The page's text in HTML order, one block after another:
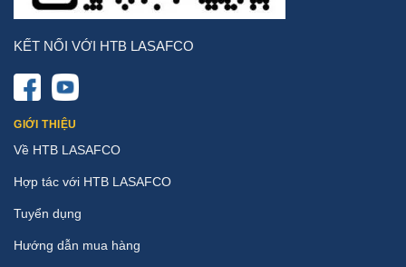
KẾT NỐI VỚI HTB LASAFCO
GIỚI THIỆU
Về HTB LASAFCO
Hợp tác với HTB LASAFCO
Tuyển dụng
Hướng dẫn mua hàng